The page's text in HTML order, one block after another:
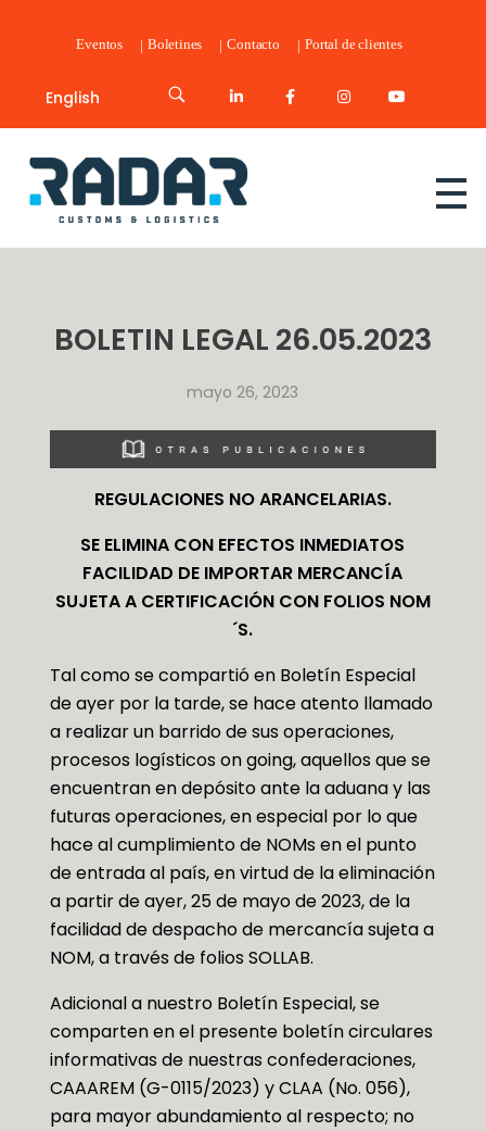
Eventos Boletines Contacto Portal de clientes
English
Radar Customs & Logistics
BOLETIN LEGAL 26.05.2023
mayo 26, 2023
REGULACIONES NO ARANCELARIAS.
SE ELIMINA CON EFECTOS INMEDIATOS
FACILIDAD DE IMPORTAR MERCANCÍA
SUJETA A CERTIFICACIÓN CON FOLIOS NOM
´S.
Tal como se compartió en Boletín Especial
de ayer por la tarde, se hace atento llamado
a realizar un barrido de sus operaciones,
procesos logísticos on going, aquellos que se
encuentran en depósito ante la aduana y las
futuras operaciones, en especial por lo que
hace al cumplimiento de NOMs en el punto
de entrada al país, en virtud de la eliminación
a partir de ayer, 25 de mayo de 2023, de la
facilidad de despacho de mercancía sujeta a
NOM, a través de folios SOLLAB.
Adicional a nuestro Boletín Especial, se
comparten en el presente boletín circulares
informativas de nuestras confederaciones,
CAAAREM (G-0115/2023) y CLAA (No. 056),
para mayor abundamiento al respecto; no